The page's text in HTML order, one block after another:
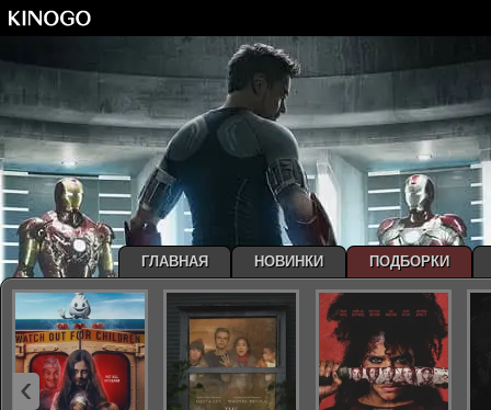
ГЛАВНАЯ НОВИНКИ ПОДБОРКИ
‹